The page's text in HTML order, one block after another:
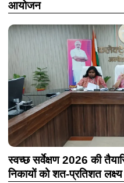
आयोजन
स्वच्छ सर्वेक्षण 2026 की
निकायों को शत-प्रतिशत